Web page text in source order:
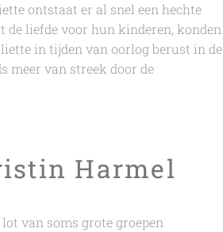
ontstaat er al snel een hechte
de liefde voor hun kinderen, konden
in tijden van oorlog berust in de
meer van streek door de
Harmel
van soms grote groepen